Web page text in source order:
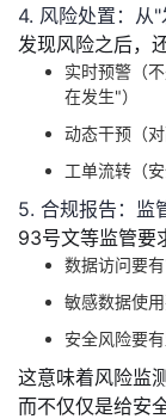
证
实
的
藏
持
建
4. 风险处置：从
发现风险之后，
实时预警（
在发生"）
动态干预（
工单流转（
5. 合规报告：监
93号文等监管要
数据访问要
敏感数据使
安全风险要
这意味着风险监
而不仅仅是给安